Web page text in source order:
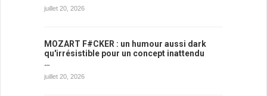
juillet 20, 2026
MOZART F#CKER : un humour aussi dark
qu'irrésistible pour un concept inattendu
…
juillet 20, 2026